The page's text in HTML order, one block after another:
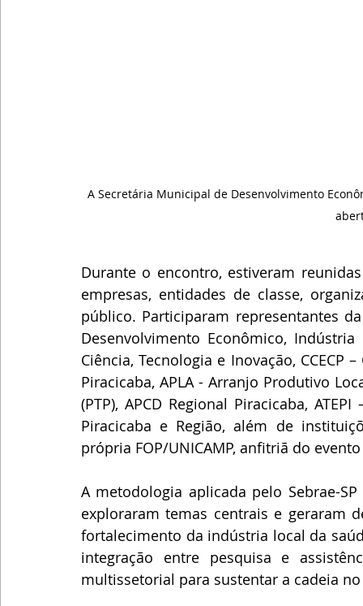
A Secretária Municipal de Desenvolvimento
Durante o encontro, estiveram
empresas, entidades de classe,
público. Participaram representantes
Desenvolvimento Econômico,
Ciência, Tecnologia e Inovação, CCECP
Piracicaba, APLA - Arranjo Produtivo
(PTP), APCD Regional Piracicaba,
Piracicaba e Região, além de
própria FOP/UNICAMP, anfitriã do
A metodologia aplicada pelo Sebrae-
exploraram temas centrais e geraram
fortalecimento da indústria local da
integração entre pesquisa e
multissetorial para sustentar a cadeia